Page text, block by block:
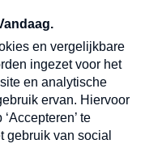
in
Verzend